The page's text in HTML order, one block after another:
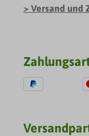
Versand und